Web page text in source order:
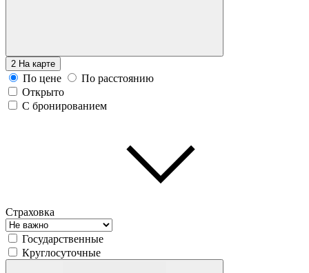
2 На карте
По цене
По расстоянию
Открыто
С бронированием
Страховка
Государственные
Круглосуточные